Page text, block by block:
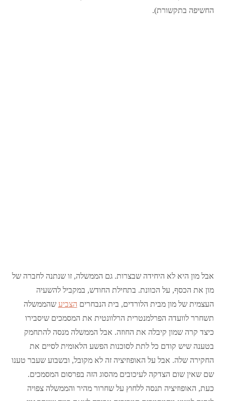
החשיפה בתקשורת).
אבל מון היא לא היחידה שבצרות. גם הממשלה, זו שנתנה לחברה של
מון את הכסף, על הכוונת. בתחילת החודש, במקביל להשעיה
העצמית של מון מבית הלורדים, בית הנבחרים הצביע שהממשלה
תשחרר לוועדה הפרלמנטרית הרלוונטית את המסמכים שיסבירו
כיצד קרה שמון קיבלה את החוזה. אבל הממשלה מנסה להתחמק
בטענה שיש קודם כל לתת לסוכנות הפשע הלאומית לסיים את
החקירה שלה. אבל על האופוזיציה זה לא מקובל, ובשבוע שעבר טענו
שם שאין שום הצדקה לעיכובים מהסוג הזה בפרסום המסמכים.
כעת, האופוזיציה תנסה ללחוץ על שחרור מהיר והממשלה צפויה